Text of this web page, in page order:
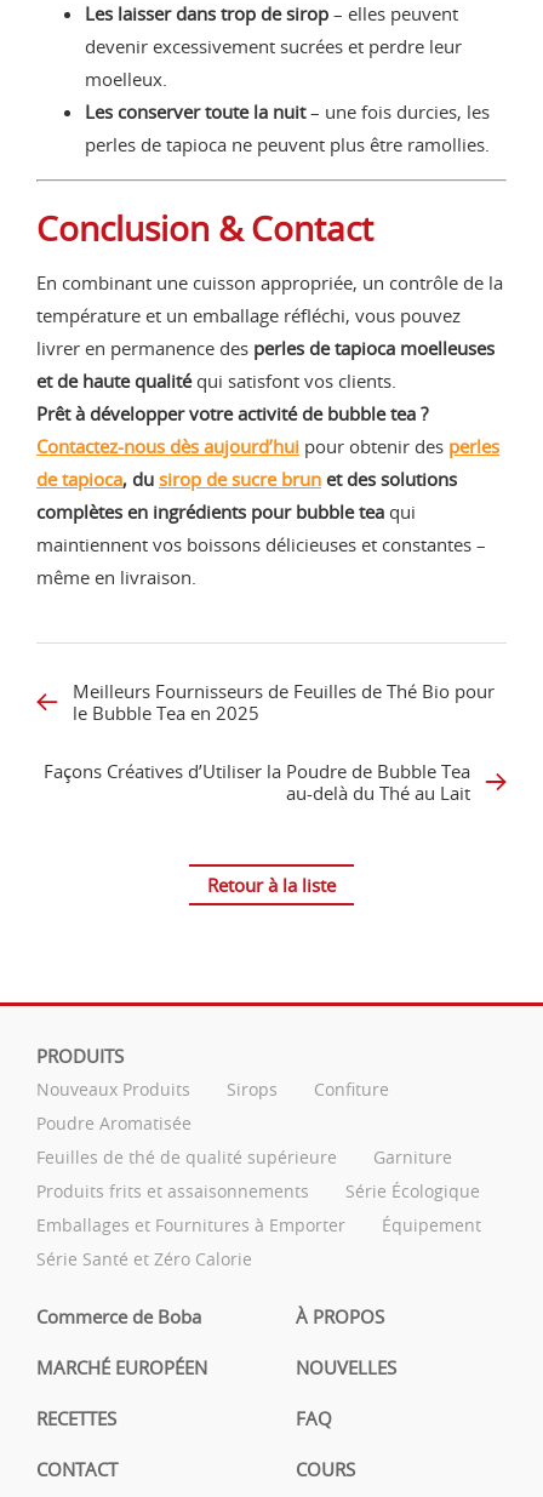
Les laisser dans trop de sirop – elles peuvent
devenir excessivement sucrées et perdre leur
moelleux.
Les conserver toute la nuit– une fois durcies, les
perles de tapioca ne peuvent plus être ramollies.
Conclusion & Contact
En combinant une cuisson appropriée, un contrôle de la
température et un emballage réfléchi, vous pouvez
livrer en permanence des perles de tapioca moelleuses
et de haute qualitéqui satisfont vos clients.
Prêt à développer votre activité de bubble tea ?
Contactez-nous dès aujourd’hui pour obtenir des perles
de tapioca, du sirop de sucre brun et des solutions
complètes en ingrédients pour bubble tea qui
maintiennent vos boissons délicieuses et constantes –
même en livraison.
Meilleurs Fournisseurs de Feuilles de Thé Bio pour
le Bubble Tea en 2025
Façons Créatives d’Utiliser la Poudre de Bubble Tea
au-delà du Thé au Lait
Retour à la liste
PRODUITS
Nouveaux Produits Sirops
Confiture
Poudre Aromatisée
Feuilles de thé de qualité supérieure
Garniture
Produits frits et assaisonnements
Série Écologique
Emballages et Fournitures à Emporter
Équipement
Série Santé et Zéro Calorie
Commerce de Boba À PROPOS
MARCHÉ EUROPÉEN NOUVELLES
RECETTES FAQ
CONTACT COURS